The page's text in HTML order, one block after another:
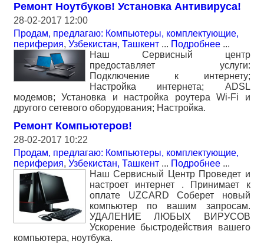
Ремонт Ноутбуков! Установка Антивируса!
28-02-2017 12:00
Продам, предлагаю: Компьютеры, комплектующие,
периферия, Узбекистан, Ташкент ... Подробнее ...
Наш Сервисный центр
предоставляет услуги:
Подключение к интернету;
Настройка интернета; ADSL
модемов; Установка и настройка роутера Wi-Fi и
другого сетевого оборудования; Настройка.
Ремонт Компьютеров!
28-02-2017 10:22
Продам, предлагаю: Компьютеры, комплектующие,
периферия, Узбекистан, Ташкент ... Подробнее ...
Наш Сервисный Центр Проведет и
настроет интернет . Принимает к
оплате UZCARD Соберет новый
компьютер по вашим запросам.
УДАЛЕНИЕ ЛЮБЫХ ВИРУСОВ
Ускорение быстродействия вашего
компьютера, ноутбука.